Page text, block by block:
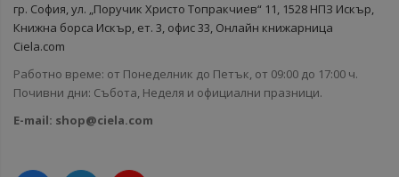
гр. София, ул. „Поручик Христо Топракчиев“ 11, 1528 НПЗ Искър,
Книжна борса Искър, ет. 3, офис 33, Онлайн книжарница
Ciela.com
Работно време: от Понеделник до Петък, от 09:00 до 17:00 ч.
Почивни дни: Събота, Неделя и официални празници.
E-mail: shop@ciela.com